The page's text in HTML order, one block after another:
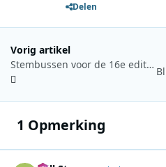
Delen
Vorig artikel
Stembussen voor de 16e editie Gouden Radioring geopend
1 Opmerking